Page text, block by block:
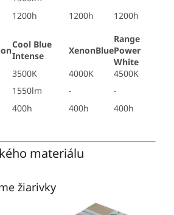
1200h 1200h 1200h
Cool Blue
Intense
XenonBlue
Range
Power
White
3500K 4000K
4500K
1550lm -
-
400h 400h 400h
materiálu
žiarivky